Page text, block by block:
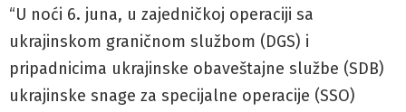
“U noći 6. juna, u zajedničkoj operaciji sa
ukrajinskom graničnom službom (DGS) i
pripadnicima ukrajinske obaveštajne službe (SDB)
ukrajinske snage za specijalne operacije (SSO)